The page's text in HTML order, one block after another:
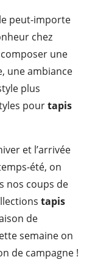
peut-importe
chez
une
une ambiance
plus
pourtapis
et l’arrivée
été, on
nos coups de
tapis
de
semaine on
de campagne !